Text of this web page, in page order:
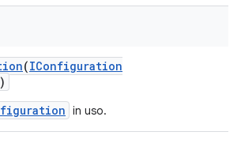
(IConfiguration
in uso.